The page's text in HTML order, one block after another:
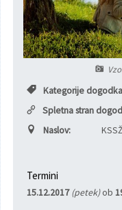
Kategorije
Spletna stran
Naslov:
Termini
15.12.2017(petek)ob
Poslanska pisarna
Občinski časopis
Strateški dokumenti
Lokalne volitve
Šport
Kultura
Planinstvo in igrišča
Gospodarstvo
Občinska stanovanja
Pogoji za gradnjo